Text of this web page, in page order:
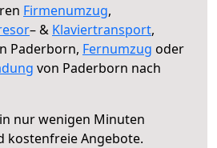
Firmenumzug,
– & Klaviertransport,
Paderborn, Fernumzug oder
von Paderborn nach
in nur wenigen Minuten
kostenfreie Angebote.